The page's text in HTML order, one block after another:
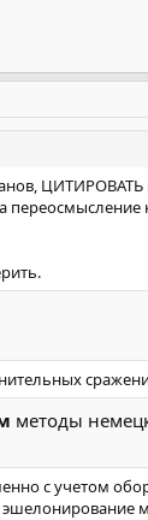
методы
с учетом